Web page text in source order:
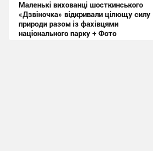
Маленькі вихованці шосткинського
«Дзвіночка» відкривали цілющу силу
природи разом із фахівцями
національного парку + Фото